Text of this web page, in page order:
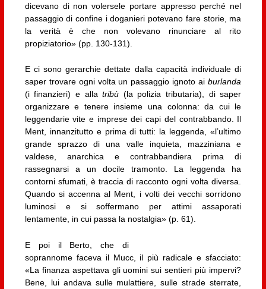
dicevano di non volersele portare appresso perché nel
passaggio di confine i doganieri potevano fare storie, ma
la verità è che non volevano rinunciare al rito
propiziatorio» (pp. 130-131).
E ci sono gerarchie dettate dalla capacità individuale di
saper trovare ogni volta un passaggio ignoto aiburlanda
(i finanzieri) e allatribù (la polizia tributaria), di saper
organizzare e tenere insieme una colonna: da cui le
leggendarie vite e imprese dei capi del contrabbando. Il
Ment, innanzitutto e prima di tutti: la leggenda, «l’ultimo
grande sprazzo di una valle inquieta, mazziniana e
valdese, anarchica e contrabbandiera prima di
rassegnarsi a un docile tramonto. La leggenda ha
contorni sfumati, è traccia di racconto ogni volta diversa.
Quando si accenna al Ment, i volti dei vecchi sorridono
luminosi e si soffermano per attimi assaporati
lentamente, in cui passa la nostalgia» (p. 61).
E poi il Berto, che di
soprannome faceva il Mucc, il più radicale e sfacciato:
«La finanza aspettava gli uomini sui sentieri più impervi?
Bene, lui andava sulle mulattiere, sulle strade sterrate,